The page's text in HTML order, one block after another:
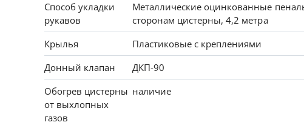
Способ укладки
рукавов
Металлические оцинкованные
сторонам цистерны, 4,2 метра
Крылья
Пластиковые с креплениями
Донный клапан
ДКП-90
Обогрев цистерны
от выхлопных
газов
наличие